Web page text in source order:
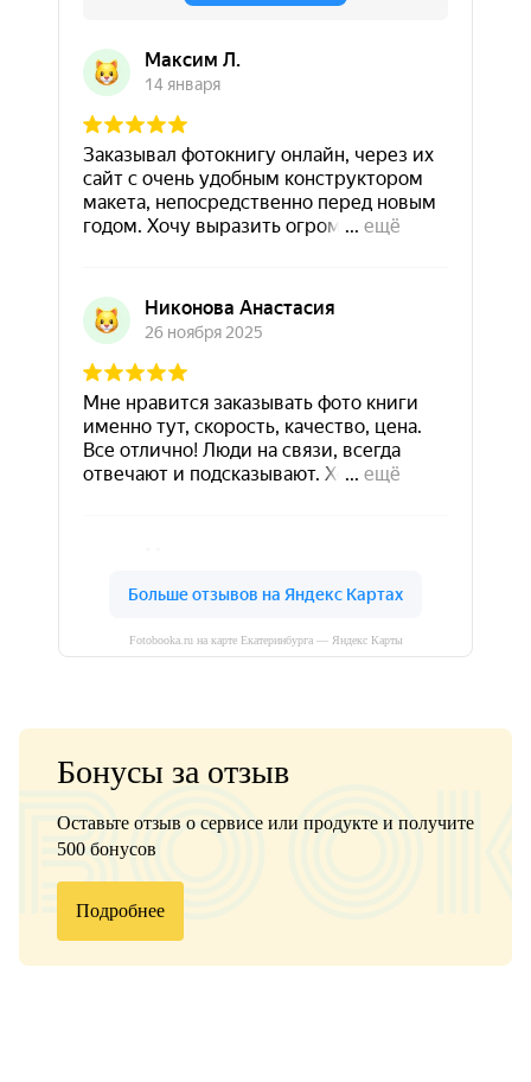
Fotobooka.ru на карте Екатеринбурга — Яндекс Карты
Бонусы за отзыв
Оставьте отзыв о сервисе или продукте и получите
500 бонусов
Подробнее